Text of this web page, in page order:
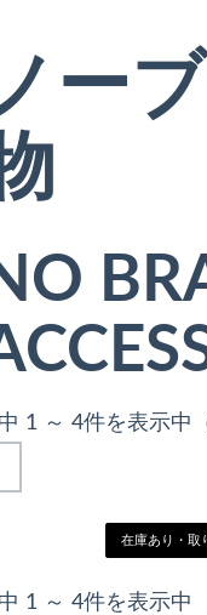
ー
1 ～ 4件を表示中
在庫あり・取
1 ～ 4件を表示中